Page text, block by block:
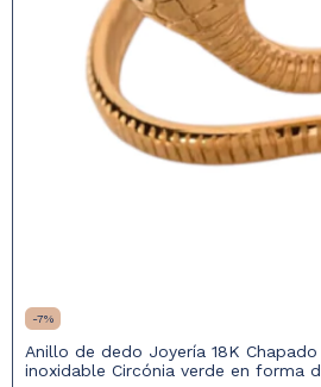
-7%
Anillo de dedo Joyería 18K
inoxidable Circónia verde en forma